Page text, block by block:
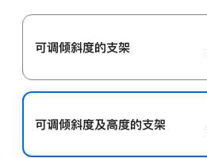
可调倾斜度的支架
可调倾斜度及高‍度的支‍架